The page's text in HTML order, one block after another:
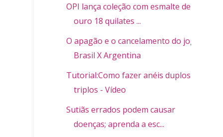
OPI lança coleção com esmalte de
ouro 18 quilates ...
O apagão e o cancelamento do jogo
Brasil X Argentina
Tutorial:Como fazer anéis duplos ou
triplos - Vídeo
Sutiãs errados podem causar
doenças; aprenda a esc...